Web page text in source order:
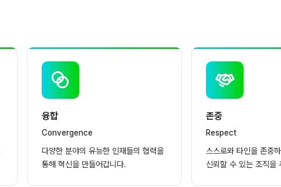
융합
Convergence
다양한 분야의 유능한 인재들의 협력을
통해 혁신을 만들어갑니다.
존중
Respect
스스로와 타인을 존중
신뢰할 수 있는 조직을